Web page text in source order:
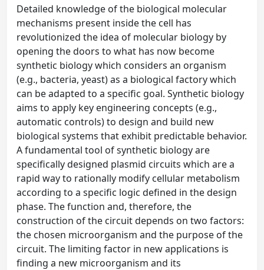
Detailed knowledge of the biological molecular
mechanisms present inside the cell has
revolutionized the idea of molecular biology by
opening the doors to what has now become
synthetic biology which considers an organism
(e.g., bacteria, yeast) as a biological factory which
can be adapted to a specific goal. Synthetic biology
aims to apply key engineering concepts (e.g.,
automatic controls) to design and build new
biological systems that exhibit predictable behavior.
A fundamental tool of synthetic biology are
specifically designed plasmid circuits which are a
rapid way to rationally modify cellular metabolism
according to a specific logic defined in the design
phase. The function and, therefore, the
construction of the circuit depends on two factors:
the chosen microorganism and the purpose of the
circuit. The limiting factor in new applications is
finding a new microorganism and its